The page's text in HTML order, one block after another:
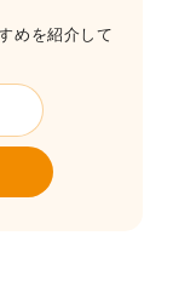
めを紹介して